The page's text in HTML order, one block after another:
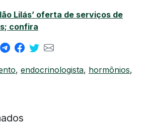
Lilás’ oferta de serviços de
confira
, endocrinologista, hormônios,